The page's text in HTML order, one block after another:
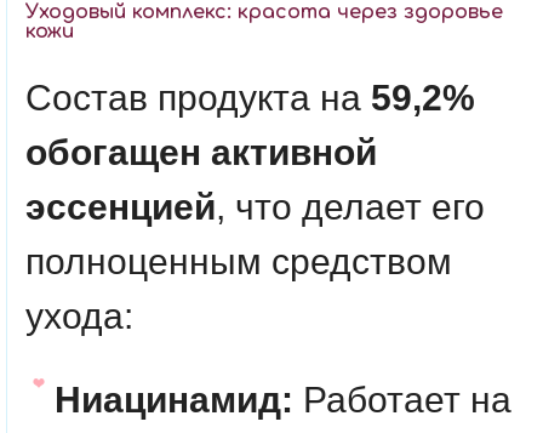
Уходовый комплекс: красота через здоровье
кожи
Состав продукта на 59,2%
обогащен активной
эссенцией, что делает его
полноценным средством
ухода:
Ниацинамид: Работает на